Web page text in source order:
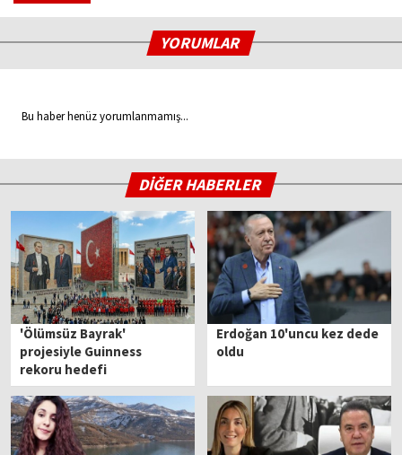
YORUMLAR
Bu haber henüz yorumlanmamış...
DİĞER HABERLER
'Ölümsüz Bayrak'
projesiyle Guinness
rekoru hedefi
Erdoğan 10'uncu kez dede
oldu